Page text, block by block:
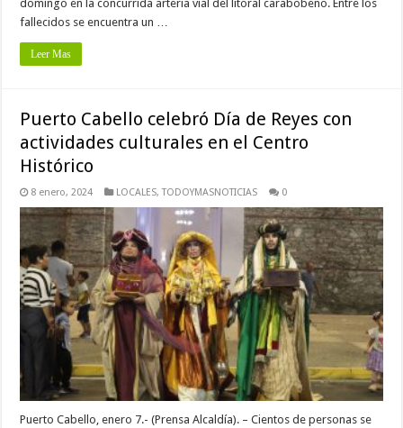
domingo en la concurrida arteria vial del litoral carabobeño. Entre los
fallecidos se encuentra un …
Leer Mas
Puerto Cabello celebró Día de Reyes con
actividades culturales en el Centro
Histórico
8 enero, 2024 LOCALES,TODOYMASNOTICIAS 0
Puerto Cabello, enero 7.- (Prensa Alcaldía). – Cientos de personas se